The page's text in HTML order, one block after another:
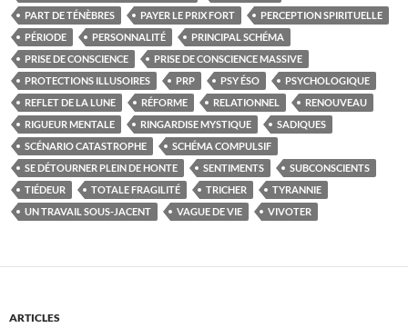
PART DE TÉNÈBRES
PAYER LE PRIX FORT
PERCEPTION SPIRITUELLE
PÉRIODE
PERSONNALITÉ
PRINCIPAL SCHÉMA
PRISE DE CONSCIENCE
PRISE DE CONSCIENCE MASSIVE
PROTECTIONS ILLUSOIRES
PRP PSY ÉSO
PSYCHOLOGIQUE
REFLET DE LA LUNE
RÉFORME RELATIONNEL
RENOUVEAU
RIGUEUR MENTALE
RINGARDISE MYSTIQUE
SADIQUES
SCÉNARIO CATASTROPHE
SCHÉMA COMPULSIF
SE DÉTOURNER PLEIN DE HONTE
SENTIMENTS
SUBCONSCIENTS
TIÉDEUR
TOTALE FRAGILITÉ TRICHER
TYRANNIE
UN TRAVAIL SOUS-JACENT
VAGUE DE VIE VIVOTER
ARTICLES